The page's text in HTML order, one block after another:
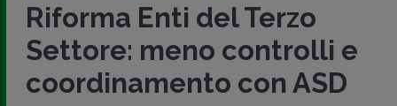
Riforma Enti del Terzo
Settore: meno controlli e
coordinamento con ASD